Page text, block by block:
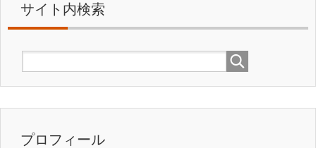
サイト内検索
プロフィール